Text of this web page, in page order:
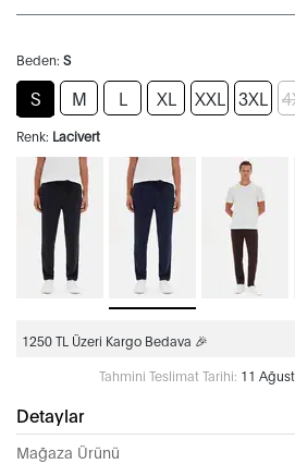
Beden: S
S M L XL XXL 3XL
Renk: Lacivert
1250 TL Üzeri Kargo Bedava 🎉
Tahmini Teslimat Tarihi: 11
Detaylar
Mağaza Ürünü